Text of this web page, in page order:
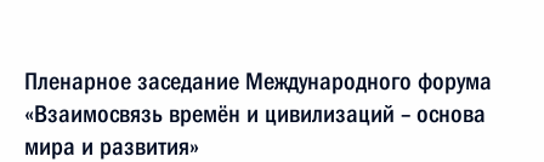
Пленарное заседание Международного форума
«Взаимосвязь времён и цивилизаций – основа
мира и развития»